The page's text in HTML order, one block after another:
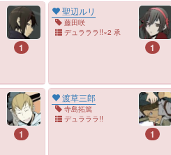
1
聖辺ルリ
藤田咲
デュラララ!!×2 承
1
1
渡草三郎
寺島拓篤
デュラララ!!
1